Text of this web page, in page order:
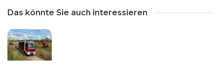
Das könnte Sie auch interessieren